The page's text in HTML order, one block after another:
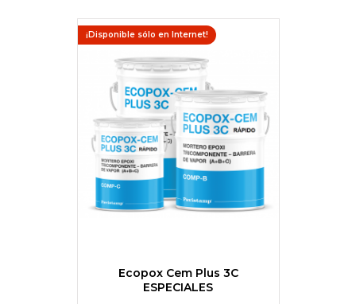
Ecopox Cem Plus 3C
ESPECIALES
¡Disponible sólo en Internet!